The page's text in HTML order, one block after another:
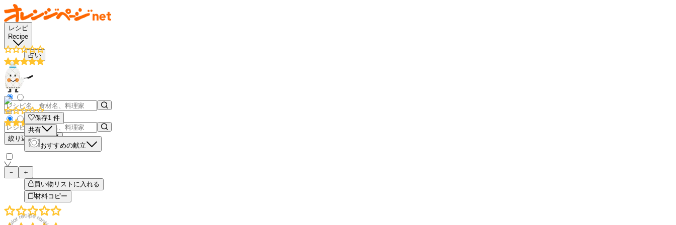
レシピ
Recipe
占い
絞り込み検索
保存1 件
共有
おすすめの献立
－
＋
買い物リストに入れる
材料コピー